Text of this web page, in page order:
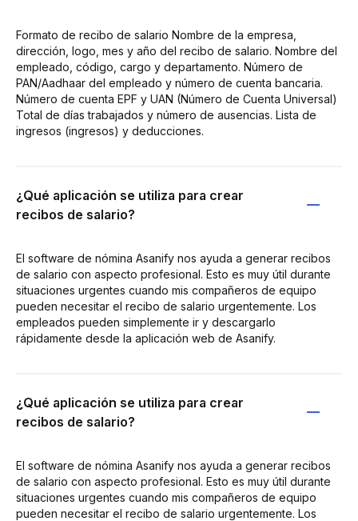
Formato de recibo de salario Nombre de la empresa,
dirección, logo, mes y año del recibo de salario. Nombre del
empleado, código, cargo y departamento. Número de
PAN/Aadhaar del empleado y número de cuenta bancaria.
Número de cuenta EPF y UAN (Número de Cuenta Universal)
Total de días trabajados y número de ausencias. Lista de
ingresos (ingresos) y deducciones.
¿Qué aplicación se utiliza para crear
recibos de salario?
El software de nómina Asanify nos ayuda a generar recibos
de salario con aspecto profesional. Esto es muy útil durante
situaciones urgentes cuando mis compañeros de equipo
pueden necesitar el recibo de salario urgentemente. Los
empleados pueden simplemente ir y descargarlo
rápidamente desde la aplicación web de Asanify.
¿Qué aplicación se utiliza para crear
recibos de salario?
El software de nómina Asanify nos ayuda a generar recibos
de salario con aspecto profesional. Esto es muy útil durante
situaciones urgentes cuando mis compañeros de equipo
pueden necesitar el recibo de salario urgentemente. Los